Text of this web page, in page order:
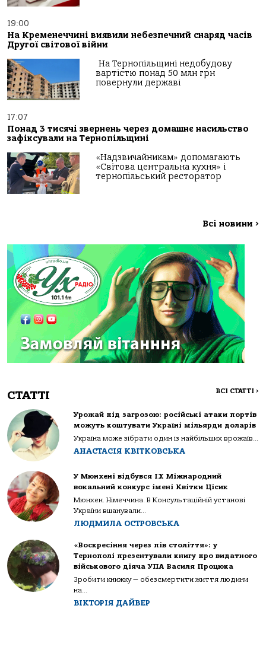
19:00
На Кременеччині виявили небезпечний снаряд часів
Другої світової війни
На Тернопільщині недобудову
вартістю понад 50 млн грн
повернули державі
17:07
Понад 3 тисячі звернень через домашнє насильство
зафіксували на Тернопільщині
«Надзвичайникам» допомагають
«Світова центральна кухня» і
тернопільський ресторатор
Всі новини >
СТАТТІ ВСІ СТАТТІ >
Урожай під загрозою: російські атаки портів
можуть коштувати Україні мільярди доларів
Україна може зібрати один із найбільших врожаїв...
АНАСТАСІЯ КВІТКОВСЬКА
У Мюнхені відбувся IX Міжнародний
вокальний конкурс імені Квітки Цісик
Мюнхен. Німеччина. В Консультаційній установі
України вшанували...
ЛЮДМИЛА ОСТРОВСЬКА
«Воскресіння через пів століття»: у
Тернополі презентували книгу про видатного
військового діяча УПА Василя Процюка
Зробити книжку — обезсмертити життя людини
на...
ВІКТОРІЯ ДАЙВЕР